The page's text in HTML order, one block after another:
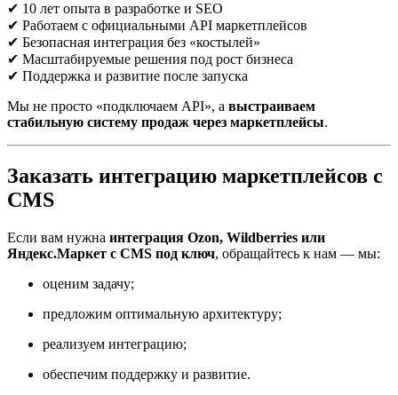
✔ 10 лет опыта в разработке и SEO
✔ Работаем с официальными API маркетплейсов
✔ Безопасная интеграция без «костылей»
✔ Масштабируемые решения под рост бизнеса
✔ Поддержка и развитие после запуска
Мы не просто «подключаем API», а выстраиваем
стабильную систему продаж через маркетплейсы.
Заказать интеграцию маркетплейсов с
CMS
Если вам нужна интеграция Ozon, Wildberries или
Яндекс.Маркет с CMS под ключ, обращайтесь к нам — мы:
оценим задачу;
предложим оптимальную архитектуру;
реализуем интеграцию;
обеспечим поддержку и развитие.